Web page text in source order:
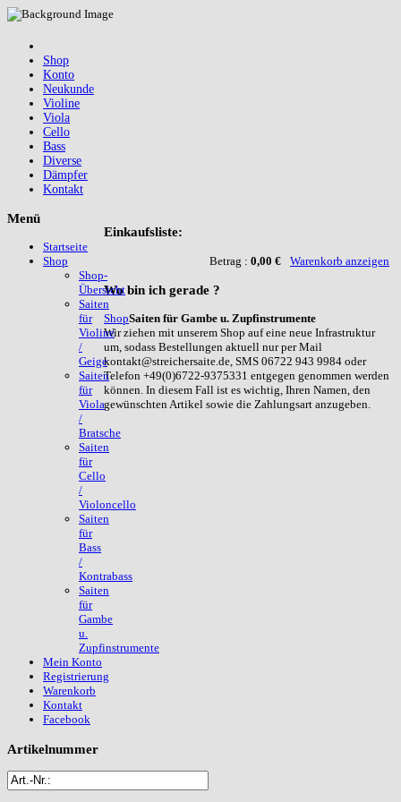
Shop
Konto
Neukunde
Violine
Viola
Cello
Bass
Diverse
Dämpfer
Kontakt
Einkaufsliste:
Betrag : 0,00 € Warenkorb anzeigen
Wobin ich gerade ?
ShopSaiten für Gambe u. Zupfinstrumente
Wir ziehen mit unserem Shop auf eine neue Infrastruktur
um, sodass Bestellungen aktuell nur per Mail
kontakt@streichersaite.de, SMS 06722 943 9984 oder
Telefon +49(0)6722-9375331 entgegen genommen werden
können. In diesem Fall ist es wichtig, Ihren Namen, den
gewünschten Artikel sowie die Zahlungsart anzugeben.
Menü
Startseite
Shop
Shop-
Übersicht
Saiten
für
Violine
/
Geige
Saiten
für
Viola
/
Bratsche
Saiten
für
Cello
/
Violoncello
Saiten
für
Bass
/
Kontrabass
Saiten
für
Gambe
u.
Zupfinstrumente
Mein Konto
Registrierung
Warenkorb
Kontakt
Facebook
Artikelnummer